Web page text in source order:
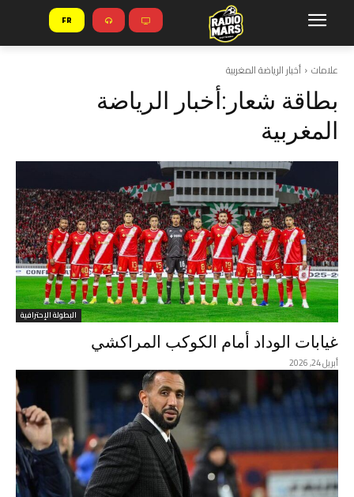
FR
علامات أخبار الرياضة المغربية
بطاقة شعار:أخبار الرياضة
المغربية
البطولة الإحترافية
غيابات الوداد أمام الكوكب المراكشي
أبريل 24, 2026